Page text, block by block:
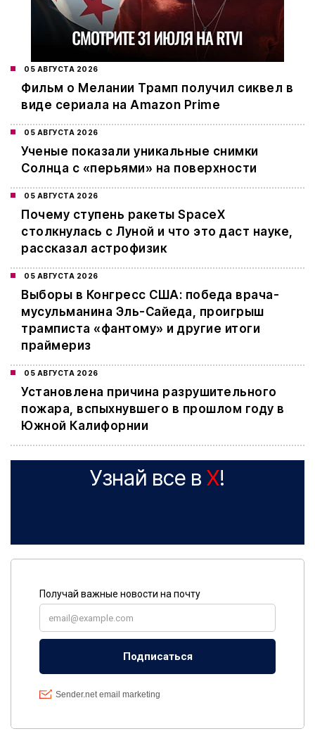
05 АВГУСТА 2026
Фильм о Мелании Трамп получил сиквел в
виде сериала на Amazon Prime
05 АВГУСТА 2026
Ученые показали уникальные снимки
Солнца с «перьями» на поверхности
05 АВГУСТА 2026
Почему ступень ракеты SpaceX
столкнулась с Луной и что это даст науке,
рассказал астрофизик
05 АВГУСТА 2026
Выборы в Конгресс США: победа врача-
мусульманина Эль-Сайеда, проигрыш
трамписта «фантому» и другие итоги
праймериз
05 АВГУСТА 2026
Установлена причина разрушительного
пожара, вспыхнувшего в прошлом году в
Южной Калифорнии
Узнай все в X!